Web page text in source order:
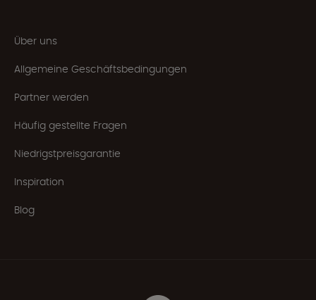
Über uns
Allgemeine Geschäftsbedingungen
Partner werden
Häufig gestellte Fragen
Niedrigstpreisgarantie
Inspiration
Blog